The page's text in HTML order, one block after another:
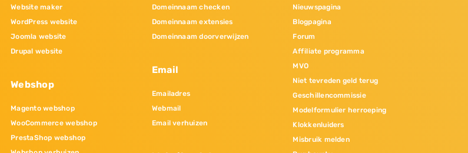
Website maker
WordPress website
Joomla website
Drupal website
Webshop
Magento webshop
WooCommerce webshop
PrestaShop webshop
Domeinnaam checken
Domeinnaam extensies
Domeinnaam doorverwijzen
Email
Emailadres
Webmail
Email verhuizen
Nieuwspagina
Blogpagina
Forum
Affiliate programma
MVO
Niet tevreden geld terug
Geschillencommissie
Modelformulier herroeping
Klokkenluiders
Misbruik melden